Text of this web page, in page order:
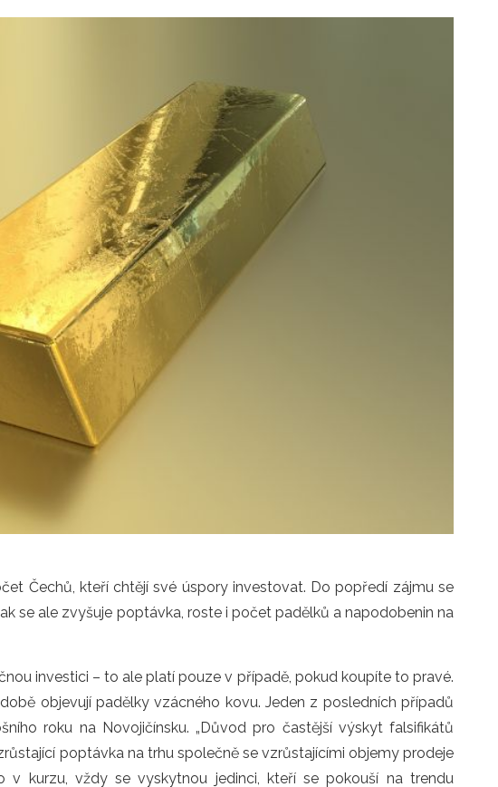
Čechů, kteří chtějí své úspory investovat. Do popředí zájmu se
se ale zvyšuje poptávka, roste i počet padělků a napodobenin na
investici – to ale platí pouze v případě, pokud koupíte to pravé.
objevují padělky vzácného kovu. Jeden z posledních případů
roku na Novojičínsku. „Důvod pro častější výskyt falsifikátů
poptávka na trhu společně se vzrůstajícími objemy prodeje
v kurzu, vždy se vyskytnou jedinci, kteří se pokouší na trendu